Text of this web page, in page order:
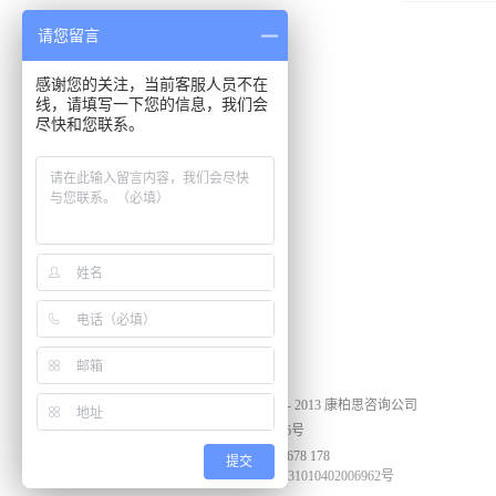
Copyright ©2005 - 2013 康柏思咨询公司
沪ICP备13035496号
咨询电话：4008 678 178
沪公网安备 31010402006962号
请您留言
感谢您的关注，当前客服人员不在
线，请填写一下您的信息，我们会
尽快和您联系。
提交